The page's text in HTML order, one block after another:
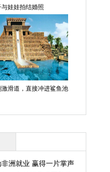
娃娃拍结婚照
激滑道，直接冲进鲨鱼池
洲就业 赢得一片掌声